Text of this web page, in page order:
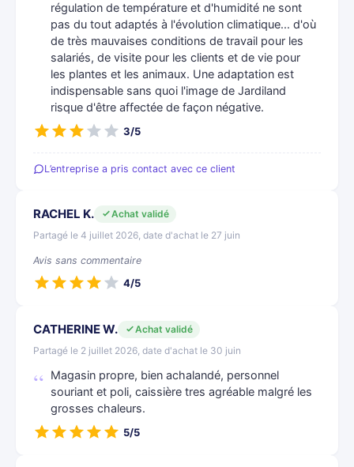
régulation de température et d'humidité ne sont
pas du tout adaptés à l'évolution climatique... d'où
de très mauvaises conditions de travail pour les
salariés, de visite pour les clients et de vie pour
les plantes et les animaux. Une adaptation est
indispensable sans quoi l'image de Jardiland
risque d'être affectée de façon négative.
3/5
L’entreprise a pris contact avec ce client
RACHEL K.
Achat validé
Partagé le 4 juillet 2026, date d'achat le 27 juin
Avis sans commentaire
4/5
CATHERINE W.
Achat validé
Partagé le 2 juillet 2026, date d'achat le 30 juin
Magasin propre, bien achalandé, personnel
souriant et poli, caissière tres agréable malgré les
grosses chaleurs.
5/5